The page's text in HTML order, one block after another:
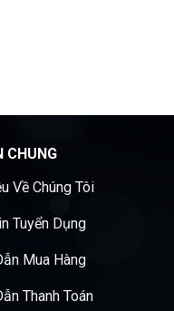
CHUNG
Về Chúng Tôi
Tuyển Dụng
Mua Hàng
Thanh Toán